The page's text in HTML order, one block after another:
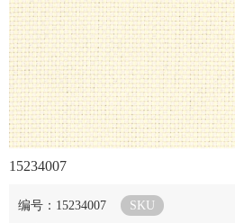
15234007
编号：15234007
SKU